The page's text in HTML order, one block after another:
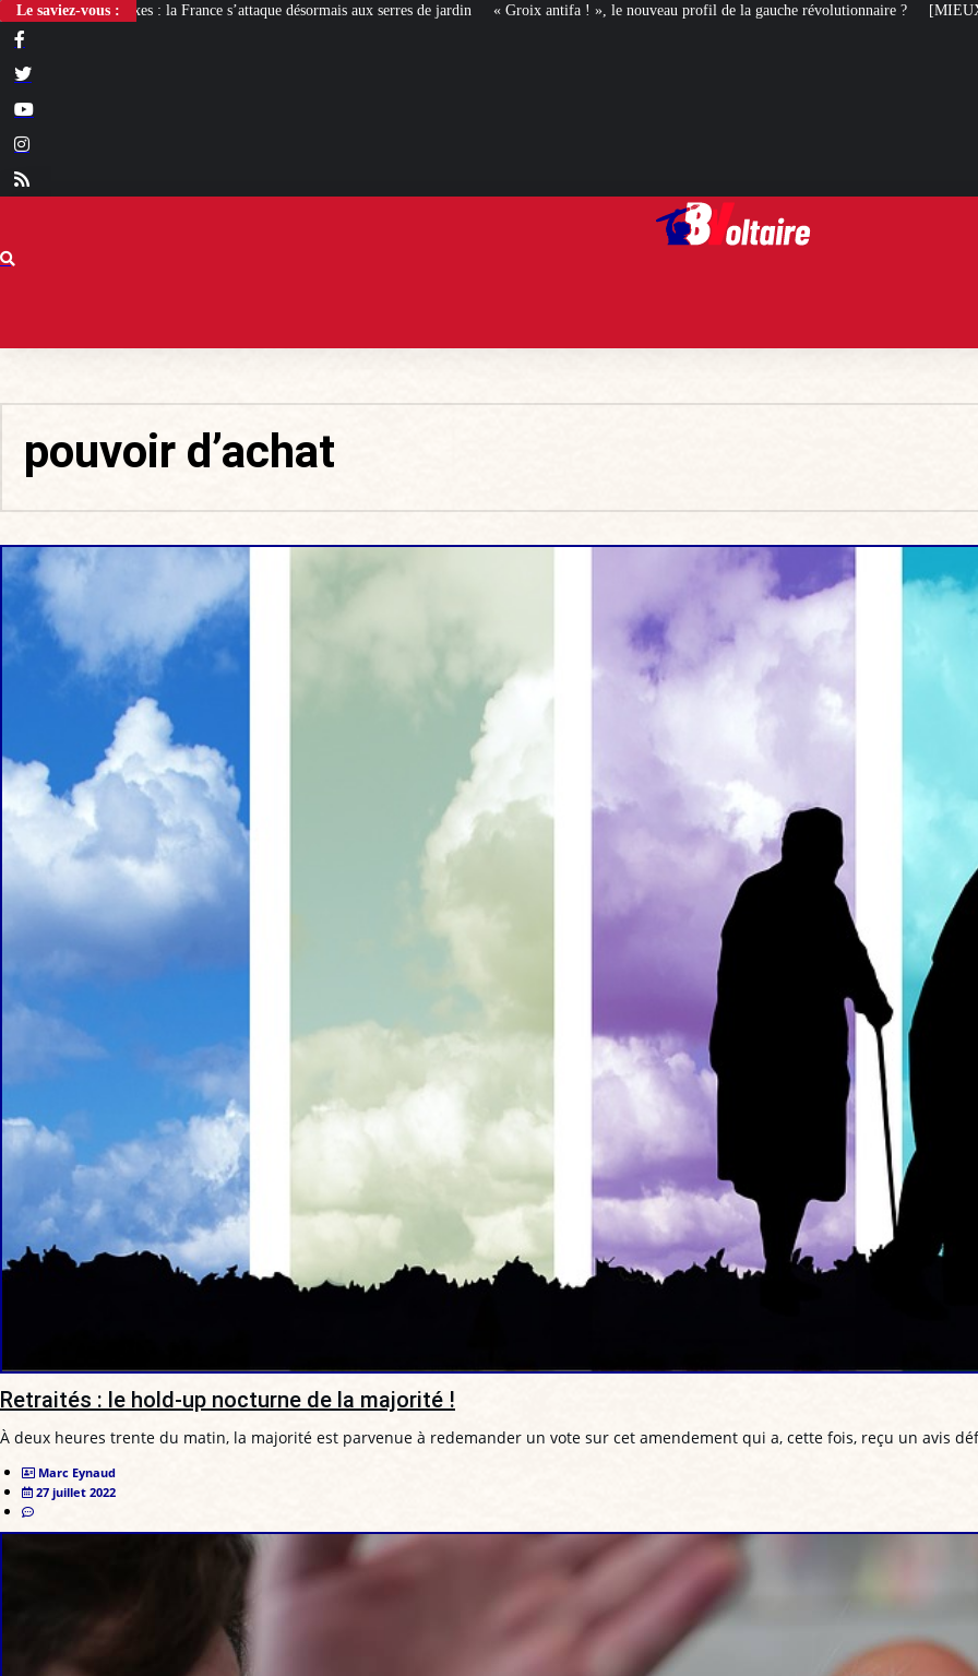
Le saviez-vous :
s’attaque désormais aux serres de jardin « Groix antifa ! », le nouveau profil de la gauche révolutionnaire ? [MIEUX VAUT EN RIRE] Le best of
pouvoir d’achat
Retraités : le hold-up nocturne de la majorité !
À deux heures trente du matin, la majorité est parvenue à redemander un vote sur cet amendement qui a, cette fois, reçu un avis
Marc Eynaud
27 juillet 2022